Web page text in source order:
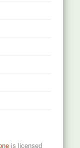
is licensed